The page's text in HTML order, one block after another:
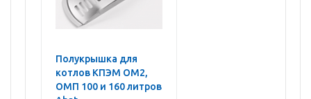
Полукрышка для
котлов КПЭМ ОМ2,
ОМП 100 и 160 литров